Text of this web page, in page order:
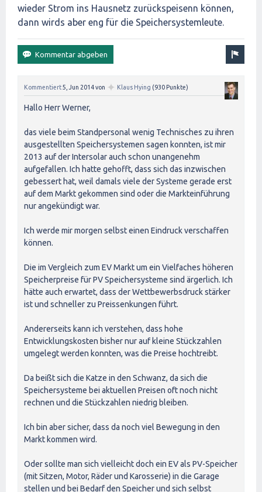
wieder Strom ins Hausnetz zurückspeisenn können,
dann wirds aber eng für die Speichersystemleute.
Kommentiert5, Jun 2014von ✦ Klaus Hying (930 Punkte)
Hallo Herr Werner,
das viele beim Standpersonal wenig Technisches zu ihren
ausgestellten Speichersystemen sagen konnten, ist mir
2013 auf der Intersolar auch schon unangenehm
aufgefallen. Ich hatte gehofft, dass sich das inzwischen
gebessert hat, weil damals viele der Systeme gerade erst
auf dem Markt gekommen sind oder die Markteinführung
nur angekündigt war.
Ich werde mir morgen selbst einen Eindruck verschaffen
können.
Die im Vergleich zum EV Markt um ein Vielfaches höheren
Speicherpreise für PV Speichersysteme sind ärgerlich. Ich
hätte auch erwartet, dass der Wettbewerbsdruck stärker
ist und schneller zu Preissenkungen führt.
Andererseits kann ich verstehen, dass hohe
Entwicklungskosten bisher nur auf kleine Stückzahlen
umgelegt werden konnten, was die Preise hochtreibt.
Da beißt sich die Katze in den Schwanz, da sich die
Speichersysteme bei aktuellen Preisen oft noch nicht
rechnen und die Stückzahlen niedrig bleiben.
Ich bin aber sicher, dass da noch viel Bewegung in den
Markt kommen wird.
Oder sollte man sich vielleicht doch ein EV als PV-Speicher
(mit Sitzen, Motor, Räder und Karosserie) in die Garage
stellen und bei Bedarf den Speicher und sich selbst